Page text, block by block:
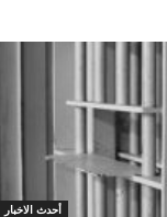
أحدث الاخبار